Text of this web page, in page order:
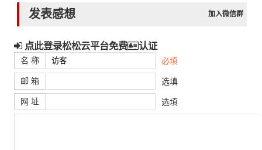
发表感想 加入微信群
点此登录松松云平台免费 认证
名 称 必填
邮 箱 选填
网 址 选填